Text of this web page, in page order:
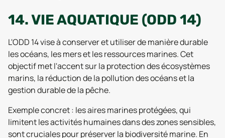
14. VIE AQUATIQUE (ODD 14)
L'ODD 14 vise à conserver et utiliser de manière durable
les océans, les mers et les ressources marines. Cet
objectif met l'accent sur la protection des écosystèmes
marins, la réduction de la pollution des océans et la
gestion durable de la pêche.
Exemple concret : les aires marines protégées, qui
limitent les activités humaines dans des zones sensibles,
sont cruciales pour préserver la biodiversité marine. En